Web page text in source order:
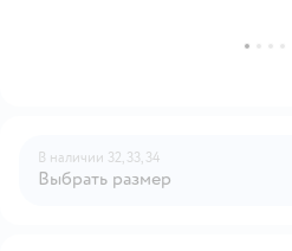
В наличии 32, 33, 34
Выбрать размер